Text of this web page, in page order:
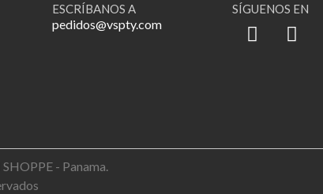
ESCRÍBANOS A
pedidos@vspty.com
SÍGUENOS EN
- Panama.